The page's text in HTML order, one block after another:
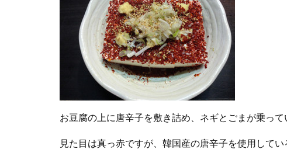
お豆腐の上に唐辛子を敷き詰め、ネギとごまが乗って
見た目は真っ赤ですが、韓国産の唐辛子を使用してい